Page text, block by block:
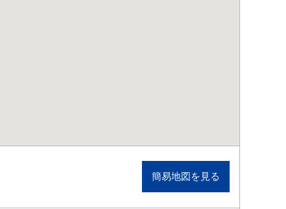
簡易地図を見る